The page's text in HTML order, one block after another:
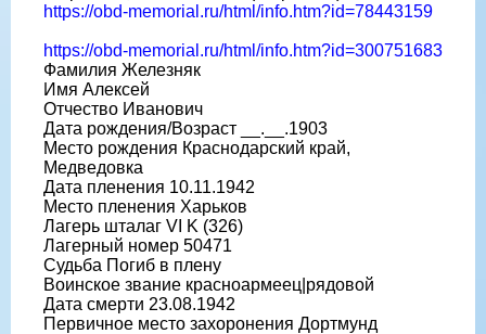
https://obd-memorial.ru/html/info.htm?id=78443159
https://obd-memorial.ru/html/info.htm?id=300751683
Фамилия Железняк
Имя Алексей
Отчество Иванович
Дата рождения/Возраст __.__.1903
Место рождения Краснодарский край,
Медведовка
Дата пленения 10.11.1942
Место пленения Харьков
Лагерь шталаг VI K (326)
Лагерный номер 50471
Судьба Погиб в плену
Воинское звание красноармеец|рядовой
Дата смерти 23.08.1942
Первичное место захоронения Дортмунд